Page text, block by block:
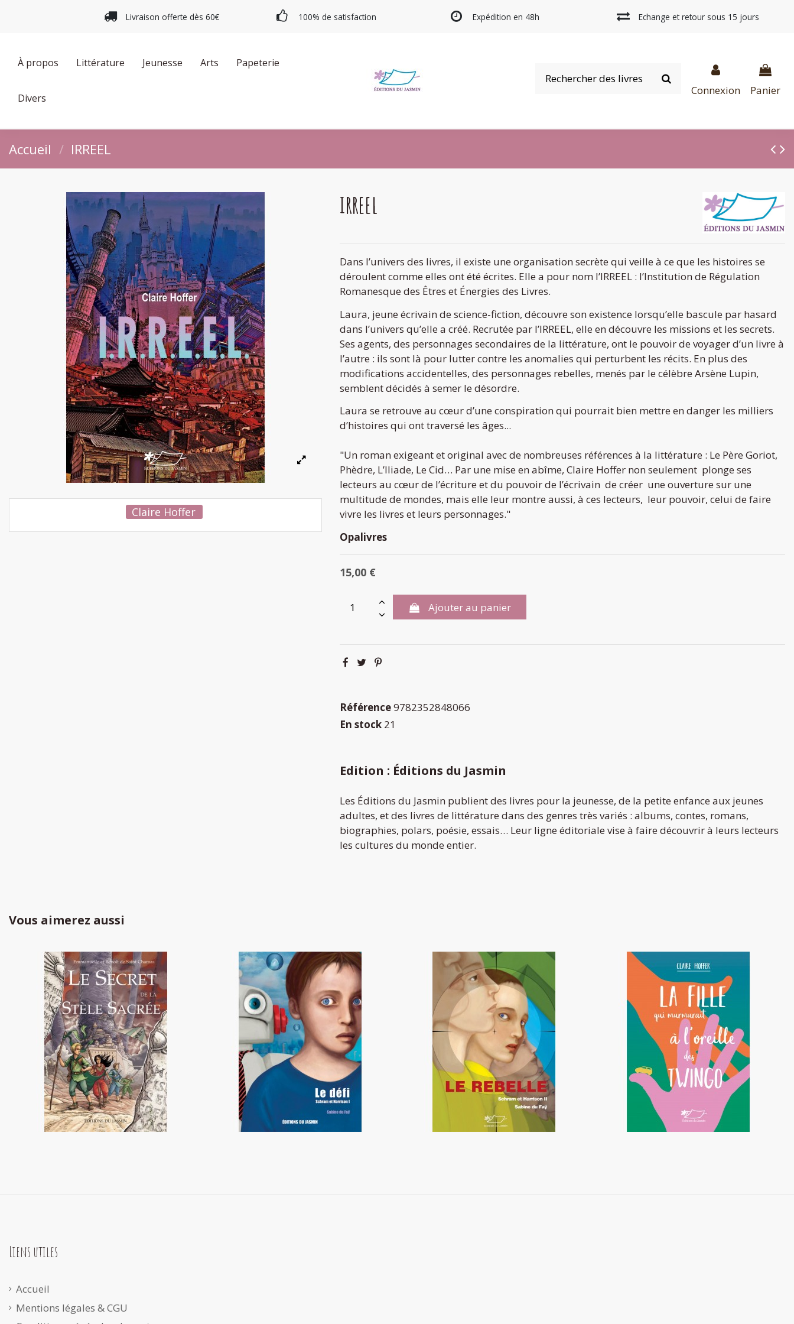
Livraison offerte dès 60€ 100% de satisfaction Expédition en 48h Echange et retour sous 15 jours
À propos Littérature Jeunesse Arts Papeterie
Divers
Connexion Panier
Accueil IRREEL
Claire Hoffer
IRREEL
Dans l’univers des livres, il existe une organisation secrète qui veille à ce que les histoires se
déroulent comme elles ont été écrites. Elle a pour nom l’IRREEL : l’Institution de Régulation
Romanesque des Êtres et Énergies des Livres.
Laura, jeune écrivain de science-fiction, découvre son existence lorsqu’elle bascule par hasard
dans l’univers qu’elle a créé. Recrutée par l’IRREEL, elle en découvre les missions et les secrets.
Ses agents, des personnages secondaires de la littérature, ont le pouvoir de voyager d’un livre à
l’autre : ils sont là pour lutter contre les anomalies qui perturbent les récits. En plus des
modifications accidentelles, des personnages rebelles, menés par le célèbre Arsène Lupin,
semblent décidés à semer le désordre.
Laura se retrouve au cœur d’une conspiration qui pourrait bien mettre en danger les milliers
d’histoires qui ont traversé les âges...
"Un roman exigeant et original avec de nombreuses références à la littérature : Le Père Goriot,
Phèdre, L’Iliade, Le Cid… Par une mise en abîme, Claire Hoffer non seulement plonge ses
lecteurs au cœur de l’écriture et du pouvoir de l’écrivain de créer une ouverture sur une
multitude de mondes, mais elle leur montre aussi, à ces lecteurs, leur pouvoir, celui de faire
vivre les livres et leurs personnages."
Opalivres
15,00 €
Ajouter au panier
Référence9782352848066
En stock 21
Edition : Éditions du Jasmin
Les Éditions du Jasmin publient des livres pour la jeunesse, de la petite enfance aux jeunes
adultes, et des livres de littérature dans des genres très variés : albums, contes, romans,
biographies, polars, poésie, essais… Leur ligne éditoriale vise à faire découvrir à leurs lecteurs
les cultures du monde entier.
Vous aimerez aussi
Le Secret de la Stèle Sacrée
16,00 €
Le défi
16,00 €
Le rebelle
16,00 €
La fille qui murmurait à l'oreille des
Twingo
14,00 €
Liens utiles
Accueil
Mentions légales & CGU